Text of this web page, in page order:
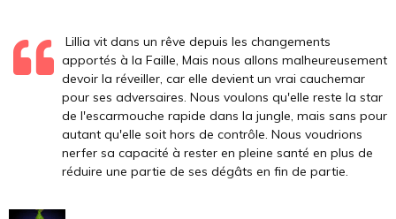
Lillia vit dans un rêve depuis les changements
apportés à la Faille, Mais nous allons malheureusement
devoir la réveiller, car elle devient un vrai cauchemar
pour ses adversaires. Nous voulons qu'elle reste la star
de l'escarmouche rapide dans la jungle, mais sans pour
autant qu'elle soit hors de contrôle. Nous voudrions
nerfer sa capacité à rester en pleine santé en plus de
réduire une partie de ses dégâts en fin de partie.